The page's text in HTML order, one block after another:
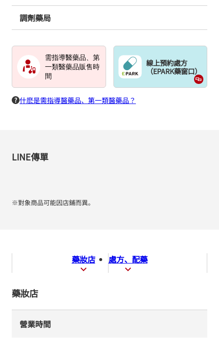
調劑藥局
需指導醫藥品、第
一類醫藥品販售時
間
線上預約處方
（EPARK藥窗口）
什麽是需指導醫藥品、第一類醫藥品？
LINE傳單
※對象商品可能因店鋪而異。
藥妝店 處方、配藥
藥妝店
營業時間